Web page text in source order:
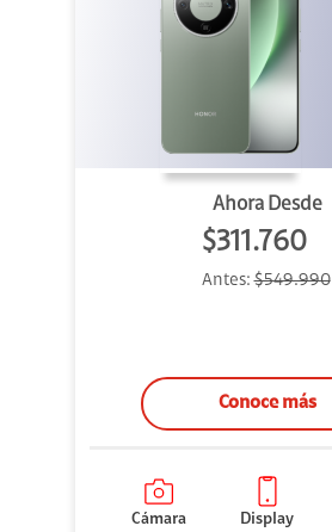
Ahora Desde
$311.760
Antes:$549.990
Conoce más
Cámara
Display